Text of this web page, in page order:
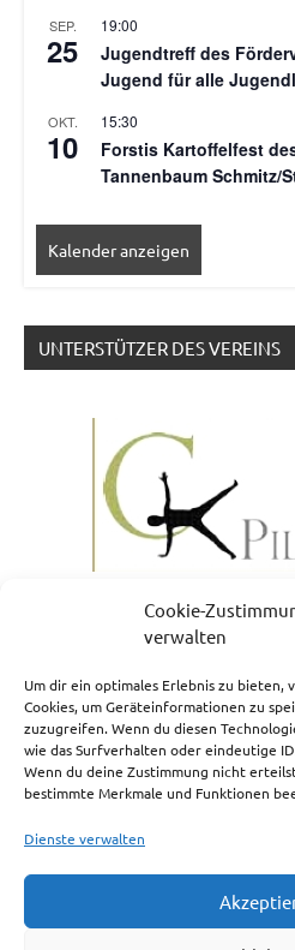
Cookie-
verwalten
Um dir ein optimales Erlebnis zu bieten,
Cookies, um Geräteinformationen zu
zuzugreifen. Wenn du diesen
wie das Surfverhalten oder eindeutige
Wenn du deine Zustimmung nicht
bestimmte Merkmale und Funktionen
Dienste verwalten
SEP.
25
19:00
Jugendtreff des
Jugend für alle
OKT.
10
15:30
Forstis Kartoffelfest
Tannenbaum Schmitz/
Kalender anzeigen
UNTERSTÜTZER DES VEREINS
NEWSLETTERANMELDUNG
Impressum